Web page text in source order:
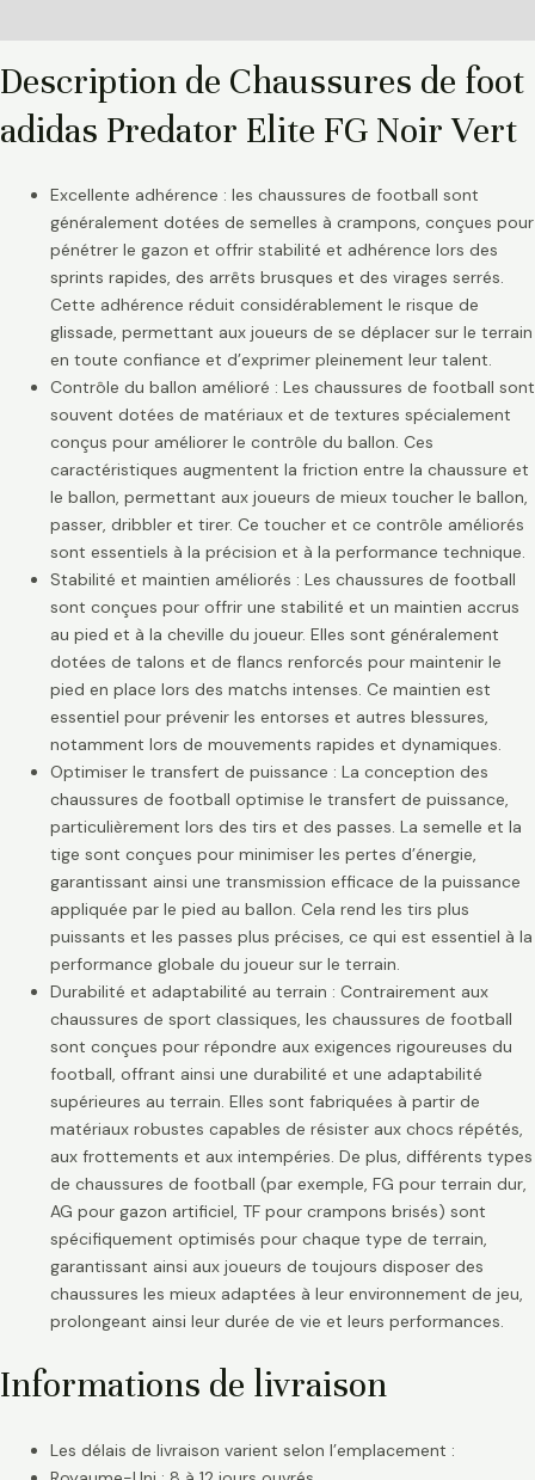
Description de Chaussures de foot
adidas Predator Elite FG Noir Vert
Excellente adhérence : les chaussures de football sont
généralement dotées de semelles à crampons, conçues pour
pénétrer le gazon et offrir stabilité et adhérence lors des
sprints rapides, des arrêts brusques et des virages serrés.
Cette adhérence réduit considérablement le risque de
glissade, permettant aux joueurs de se déplacer sur le terrain
en toute confiance et d’exprimer pleinement leur talent.
Contrôle du ballon amélioré : Les chaussures de football sont
souvent dotées de matériaux et de textures spécialement
conçus pour améliorer le contrôle du ballon. Ces
caractéristiques augmentent la friction entre la chaussure et
le ballon, permettant aux joueurs de mieux toucher le ballon,
passer, dribbler et tirer. Ce toucher et ce contrôle améliorés
sont essentiels à la précision et à la performance technique.
Stabilité et maintien améliorés : Les chaussures de football
sont conçues pour offrir une stabilité et un maintien accrus
au pied et à la cheville du joueur. Elles sont généralement
dotées de talons et de flancs renforcés pour maintenir le
pied en place lors des matchs intenses. Ce maintien est
essentiel pour prévenir les entorses et autres blessures,
notamment lors de mouvements rapides et dynamiques.
Optimiser le transfert de puissance : La conception des
chaussures de football optimise le transfert de puissance,
particulièrement lors des tirs et des passes. La semelle et la
tige sont conçues pour minimiser les pertes d’énergie,
garantissant ainsi une transmission efficace de la puissance
appliquée par le pied au ballon. Cela rend les tirs plus
puissants et les passes plus précises, ce qui est essentiel à la
performance globale du joueur sur le terrain.
Durabilité et adaptabilité au terrain : Contrairement aux
chaussures de sport classiques, les chaussures de football
sont conçues pour répondre aux exigences rigoureuses du
football, offrant ainsi une durabilité et une adaptabilité
supérieures au terrain. Elles sont fabriquées à partir de
matériaux robustes capables de résister aux chocs répétés,
aux frottements et aux intempéries. De plus, différents types
de chaussures de football (par exemple, FG pour terrain dur,
AG pour gazon artificiel, TF pour crampons brisés) sont
spécifiquement optimisés pour chaque type de terrain,
garantissant ainsi aux joueurs de toujours disposer des
chaussures les mieux adaptées à leur environnement de jeu,
prolongeant ainsi leur durée de vie et leurs performances.
Informations de livraison
Les délais de livraison varient selon l’emplacement :